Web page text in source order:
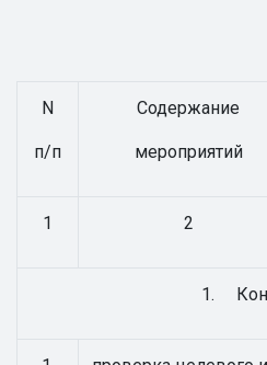
N
п/п
Содержание
мероприятий
1 2
1.